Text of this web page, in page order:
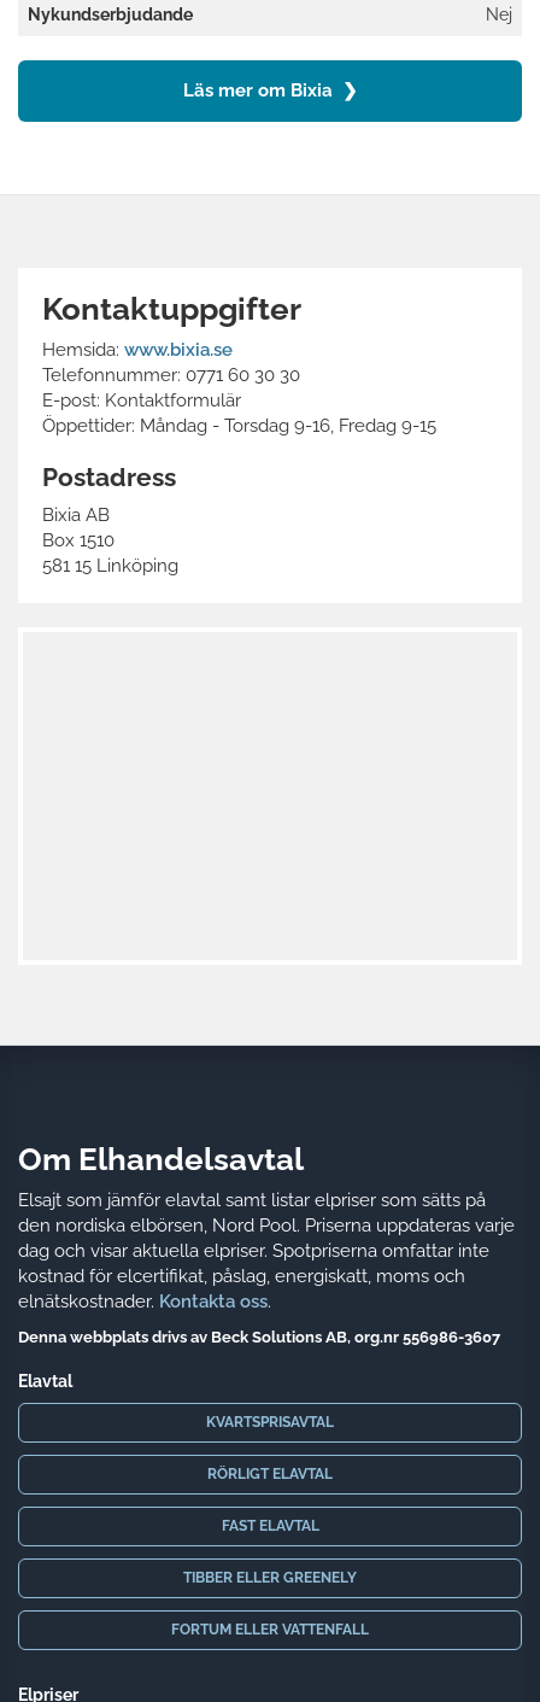
Nykundserbjudande Nej
Läs mer om Bixia ❯
Kontaktuppgifter
Hemsida: www.bixia.se
Telefonnummer: 0771 60 30 30
E-post: Kontaktformulär
Öppettider: Måndag - Torsdag 9-16, Fredag 9-15
Postadress
Bixia AB
Box 1510
581 15 Linköping
Om Elhandelsavtal
Elsajt som jämför elavtal samt listar elpriser som sätts på
den nordiska elbörsen, Nord Pool. Priserna uppdateras varje
dag och visar aktuella elpriser. Spotpriserna omfattar inte
kostnad för elcertifikat, påslag, energiskatt, moms och
elnätskostnader. Kontakta oss.
Denna webbplats drivs av Beck Solutions AB, org.nr 556986-3607
Elavtal
KVARTSPRISAVTAL
RÖRLIGT ELAVTAL
FAST ELAVTAL
TIBBER ELLER GREENELY
FORTUM ELLER VATTENFALL
Elpriser